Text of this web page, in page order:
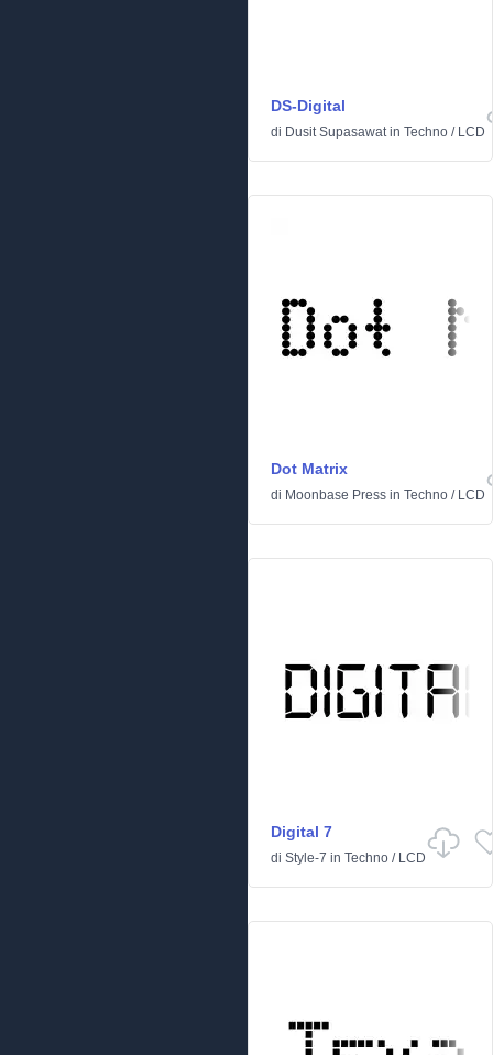
DS-Digital
di Dusit Supasawatin Techno / LCD
Dot Matrix
di Moonbase Press in Techno / LCD
Digital 7
di Style-7 in Techno / LCD